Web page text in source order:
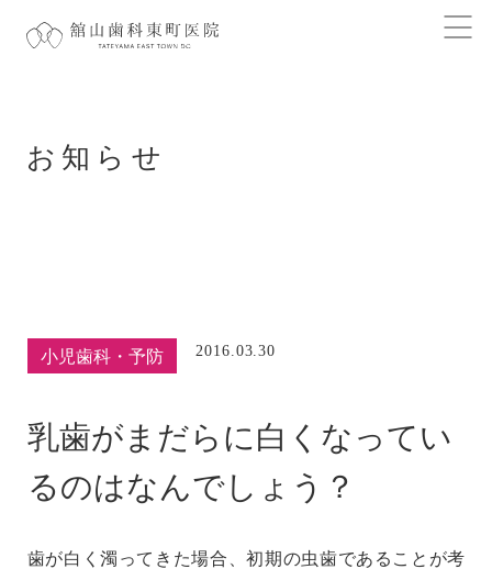
お知らせ
小児歯科・予防 2016.03.30
乳歯がまだらに白くなってい
るのはなんでしょう？
歯が白く濁ってきた場合、初期の虫歯であることが考